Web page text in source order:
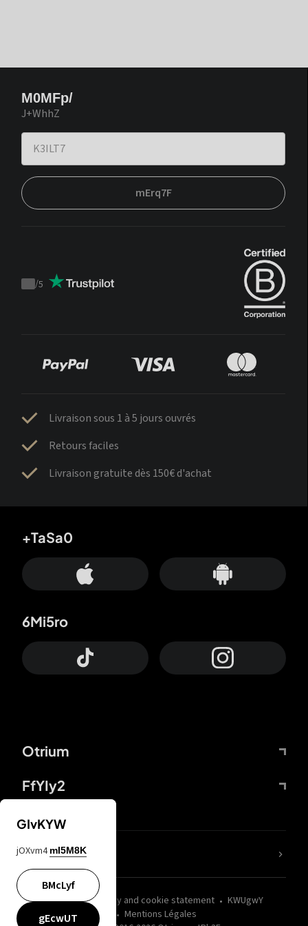
M0MFp/
J+WhhZ
mErq7F
Trustpilot
/5
Livraison sous 1 à 5 jours ouvrés
Retours faciles
Livraison gratuite dès 150€ d'achat
Otrium
FfYIy2
+TaSa0
6Mi5ro
wZQPfd Privacy and cookie statement
KWUgwY
Mentions Légales
nLC6tu
GIvKYW
jOXvm4 mI5M8K
BMcLyf
gEcwUT